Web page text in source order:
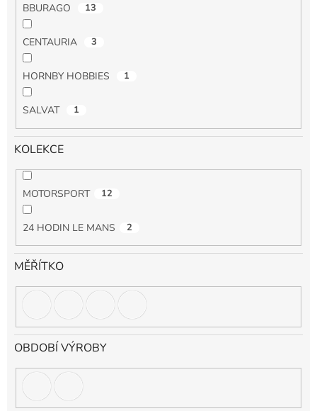
BBURAGO 13
CENTAURIA 3
HORNBY HOBBIES 1
SALVAT 1
KOLEKCE
MOTORSPORT 12
24 HODIN LE MANS 2
MĚŘÍTKO
OBDOBÍ VÝROBY